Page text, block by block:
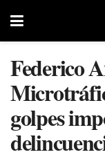
Federico
golpes